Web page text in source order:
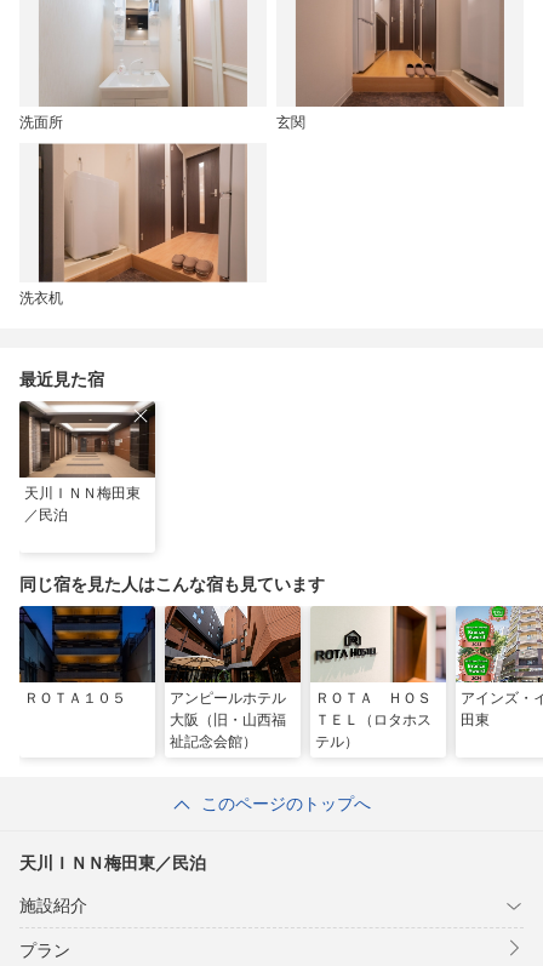
洗面所 玄関
洗衣机
最近見た宿
天川ＩＮＮ梅田東
／民泊
同じ宿を見た人はこんな宿も見ています
ＲＯＴＡ１０５
アンピールホテル
大阪（旧・山西福
祉記念会館）
ＲＯＴＡ ＨＯＳ
ＴＥＬ（ロタホス
テル）
アインズ・
田東
このページのトップへ
天川ＩＮＮ梅田東／民泊
施設紹介
プラン